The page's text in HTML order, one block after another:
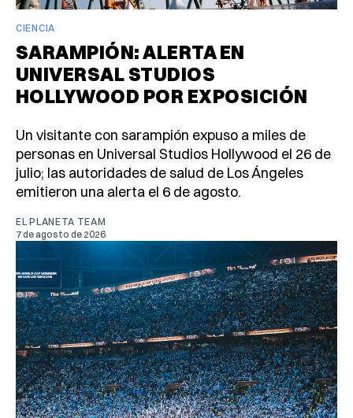
CIENCIA
SARAMPIÓN: ALERTA EN
UNIVERSAL STUDIOS
HOLLYWOOD POR EXPOSICIÓN
Un visitante con sarampión expuso a miles de
personas en Universal Studios Hollywood el 26 de
julio; las autoridades de salud de Los Ángeles
emitieron una alerta el 6 de agosto.
EL PLANETA TEAM
7 de agosto de 2026